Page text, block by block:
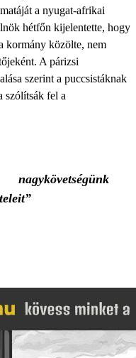
a nyugat-afrikai
hétfőn kijelentette, hogy
kormány közölte, nem
A párizsi
szerint a puccsistáknak
szólítsák fel a